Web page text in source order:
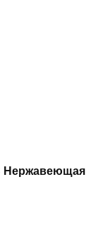
Нержавеющая